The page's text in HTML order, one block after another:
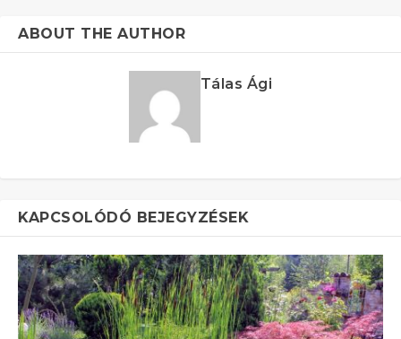
ABOUT THE AUTHOR
Tálas Ági
KAPCSOLÓDÓ BEJEGYZÉSEK